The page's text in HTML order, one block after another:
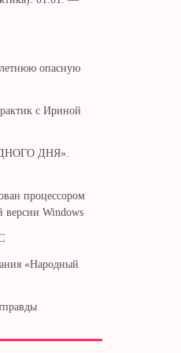
опасную
с Ириной
ДНЯ».
процессором
версии Windows
«Народный